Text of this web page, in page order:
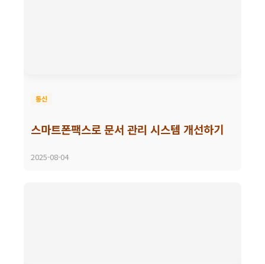
통신
스마트폰팩스로 문서 관리 시스템 개선하기
2025-08-04